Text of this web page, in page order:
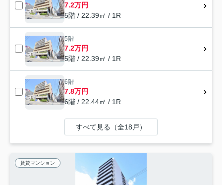
7.2万円
5階 / 22.39㎡ / 1R
5階
7.2万円
5階 / 22.39㎡ / 1R
6階
7.8万円
6階 / 22.44㎡ / 1R
すべて見る（全18戸）
賃貸マンション